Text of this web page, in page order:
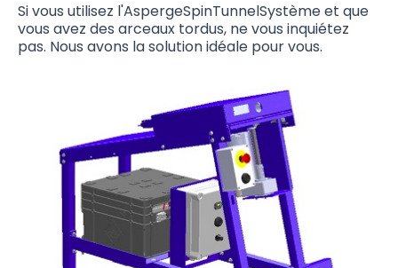
Si vous utilisez l'AspergeSpinTunnelSystème et que
vous avez des arceaux tordus, ne vous inquiétez
pas. Nous avons la solution idéale pour vous.